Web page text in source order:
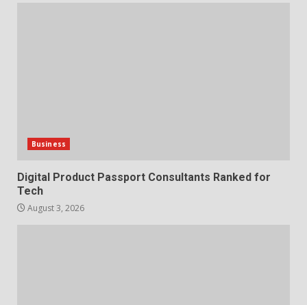
Business
Digital Product Passport Consultants Ranked for
Tech
August 3, 2026